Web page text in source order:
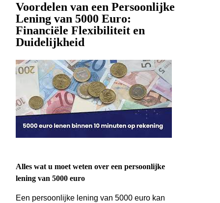
Voordelen van een Persoonlijke
Lening van 5000 Euro:
Financiële Flexibiliteit en
Duidelijkheid
Alles wat u moet weten over een persoonlijke
lening van 5000 euro
Een persoonlijke lening van 5000 euro kan